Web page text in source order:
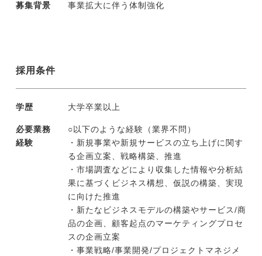
募集背景 事業拡大に伴う体制強化
採用条件
学歴 大学卒業以上
必要業務
経験
○以下のような経験（業界不問）
・新規事業や新規サービスの立ち上げに関す
る企画立案、戦略構築、推進
・市場調査などにより収集した情報や分析結
果に基づくビジネス構想、仮説の構築、実現
に向けた推進
・新たなビジネスモデルの構築やサービス/商
品の企画、顧客起点のマーケティングプロセ
スの企画立案
・事業戦略/事業開発/プロジェクトマネジメ